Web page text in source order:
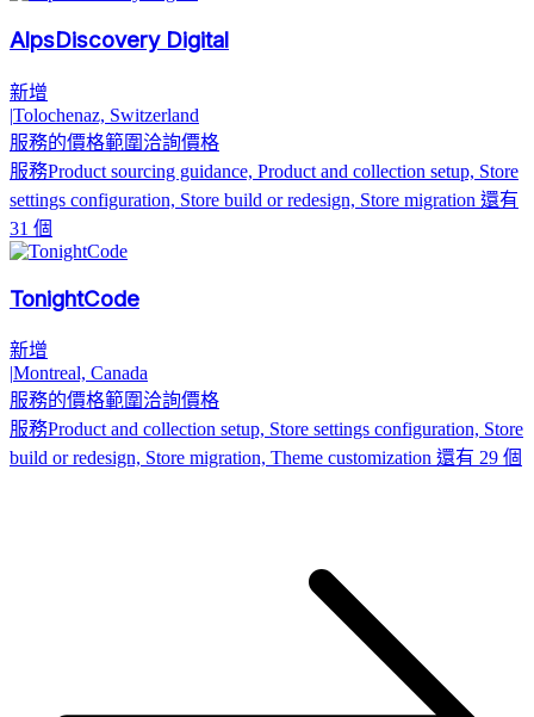
AlpsDiscovery Digital
新增
|Tolochenaz, Switzerland
服務的價格範圍 洽詢價格
服務Product sourcing guidance, Product and collection setup, Store
settings configuration, Store build or redesign, Store migration 還有
31 個
TonightCode
新增
|Montreal, Canada
服務的價格範圍 洽詢價格
服務Product and collection setup, Store settings configuration, Store
build or redesign, Store migration, Theme customization 還有 29 個